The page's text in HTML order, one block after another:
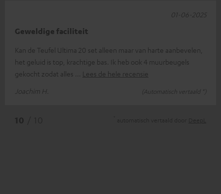
Geweldige faciliteit
Kan de Teufel Ultima 20 set alleen maar van harte aanbevelen,
het geluid is top, krachtige bas. Ik heb ook 4 muurbeugels
gekocht zodat alles
Lees de hele recensie
Joachim H.
(Automatisch vertaald *)
01-06-2025